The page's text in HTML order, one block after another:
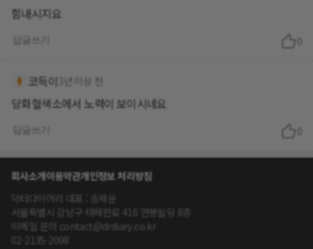
힘내시지요
코득이 3년 이상 전
회사소개이용약관개인정보 처리방침
닥터다이어리 대표 : 송제윤
서울특별시 강남구 테헤란로 416 연봉빌딩 8층
이메일 문의 contact@drdiary.co.kr
02-2135-2098